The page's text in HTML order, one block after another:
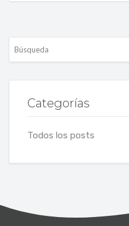
Categorías
Todos los posts